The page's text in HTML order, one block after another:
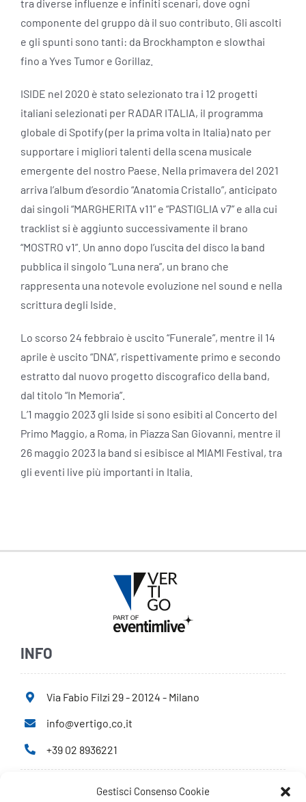
Gestisci Consenso Cookie
tra diverse influenze e infiniti scenari, dove ogni
componente del gruppo dà il suo contributo. Gli ascolti
e gli spunti sono tanti: da Brockhampton e slowthai
fino a Yves Tumor e Gorillaz.
ISIDE nel 2020 è stato selezionato tra i 12 progetti
italiani selezionati per RADAR ITALIA, il programma
globale di Spotify (per la prima volta in Italia) nato per
supportare i migliori talenti della scena musicale
emergente del nostro Paese. Nella primavera del 2021
arriva l’album d’esordio “Anatomia Cristallo”, anticipato
dai singoli “MARGHERITA v11” e “PASTIGLIA v7” e alla cui
tracklist si è aggiunto successivamente il brano
“MOSTRO v1”. Un anno dopo l’uscita del disco la band
pubblica il singolo “Luna nera”, un brano che
rappresenta una notevole evoluzione nel sound e nella
scrittura degli Iside.
Lo scorso 24 febbraio è uscito “Funerale”, mentre il 14
aprile è uscito “DNA”, rispettivamente primo e secondo
estratto dal nuovo progetto discografico della band,
dal titolo “In Memoria”.
L’1 maggio 2023 gli Iside si sono esibiti al Concerto del
Primo Maggio, a Roma, in Piazza San Giovanni, mentre il
26 maggio 2023 la band si esibisce al MIAMI Festival, tra
gli eventi live più importanti in Italia.
INFO
Via Fabio Filzi 29 - 20124 - Milano
info@vertigo.co.it
+39 02 8936221
Privacy Policy